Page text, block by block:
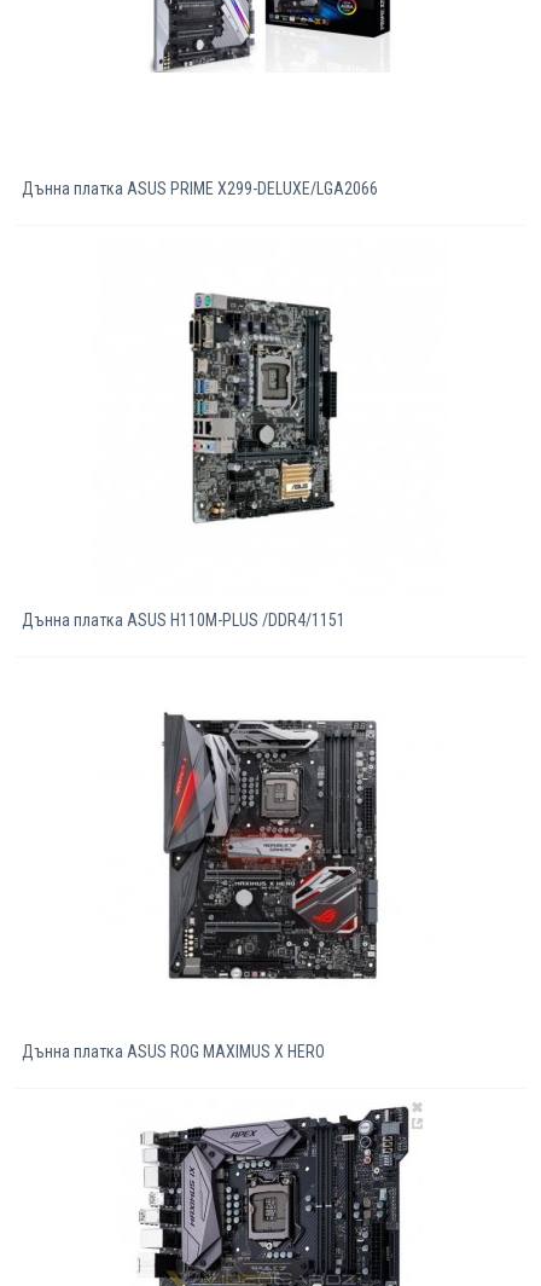
Дънна платка ASUS PRIME X299-DELUXE/LGA2066
Дънна платка ASUS H110M-PLUS /DDR4/1151
Дънна платка ASUS ROG MAXIMUS X HERO